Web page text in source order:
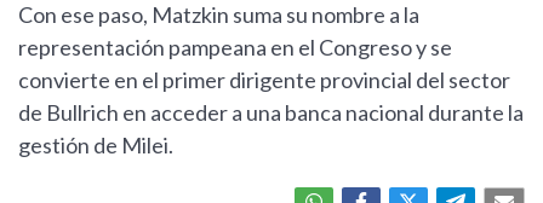
Con ese paso, Matzkin suma su nombre a la
representación pampeana en el Congreso y se
convierte en el primer dirigente provincial del sector
de Bullrich en acceder a una banca nacional durante la
gestión de Milei.